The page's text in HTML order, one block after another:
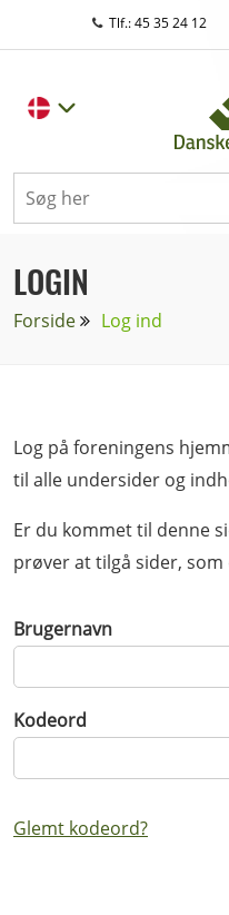
Tlf.: 45 35 24 12
LOGIN
Forside Log ind
Log på foreningens
til alle undersider og
Er du kommet til denne
prøver at tilgå sider,
Brugernavn
Kodeord
Glemt kodeord?